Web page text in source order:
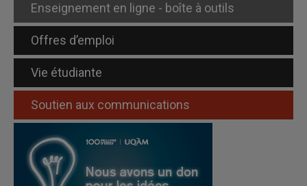
Enseignement en ligne - boîte à outils
Offres d’emploi
Vie étudiante
Soutien aux communications